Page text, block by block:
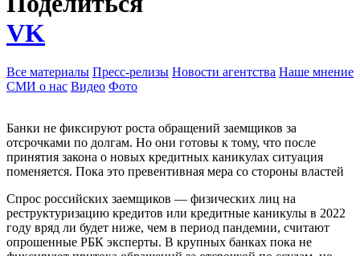
VK
Все материалы Пресс-релизы Новости агентства Наше мнение
СМИ о нас Видео Фото
Банки не фиксируют роста обращений заемщиков за
отсрочками по долгам. Но они готовы к тому, что после
принятия закона о новых кредитных каникулах ситуация
поменяется. Пока это превентивная мера со стороны властей
Спрос российских заемщиков — физических лиц на
реструктуризацию кредитов или кредитные каникулы в 2022
году вряд ли будет ниже, чем в период пандемии, считают
опрошенные РБК эксперты. В крупных банках пока не